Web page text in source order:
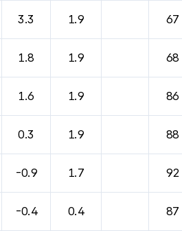
3.3 1.9 67
1.8 1.9 68
1.6 1.9 86
0.3 1.9 88
-0.9 1.7 92
-0.4 0.4 87